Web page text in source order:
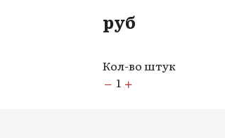
руб
Кол-во штук
1